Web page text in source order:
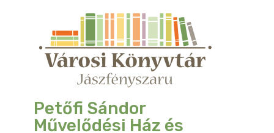
Petőfi Sándor
Művelődési Ház és